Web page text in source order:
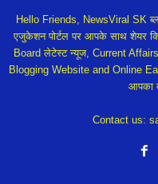
Hello Friends, NewsViral SK
एजुकेशन पोर्टल पर आपके साथ शेयर
Board लेटेस्ट न्यूज, Current Affairs,
Blogging Website and Online
आपका
Contact us: